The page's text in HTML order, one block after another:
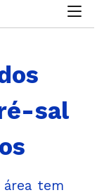
sal
área tem